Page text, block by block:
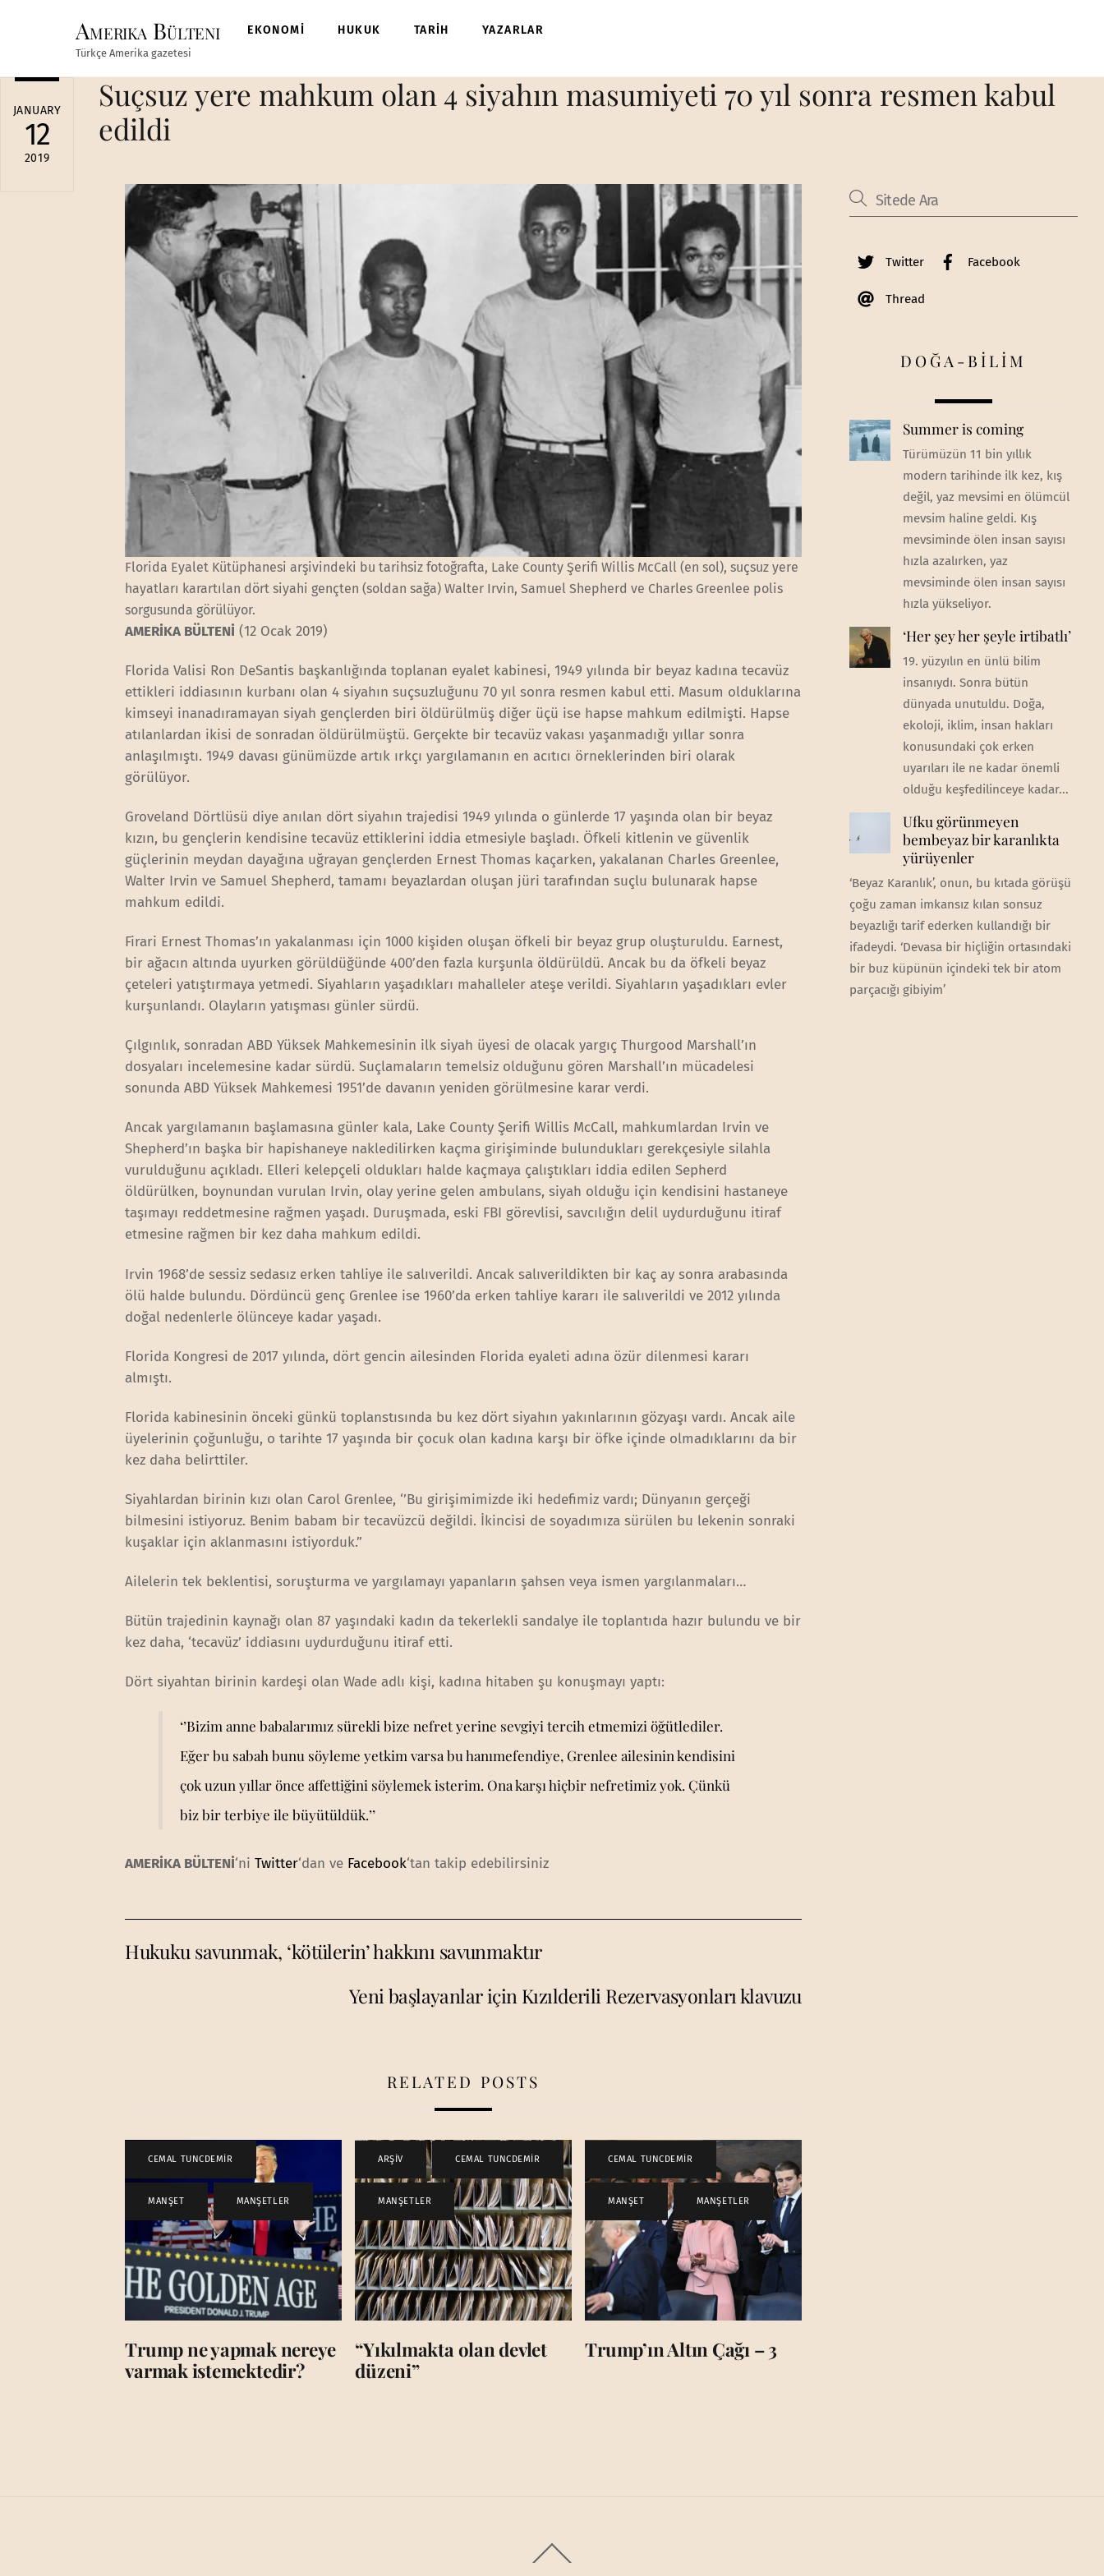
Amerika Bülteni
Türkçe Amerika gazetesi
EKONOMİ HUKUK TARİH YAZARLAR
JANUARY
12
2019
Suçsuz yere mahkum olan 4 siyahın masumiyeti 70 yıl sonra resmen kabul
edildi
Florida Eyalet Kütüphanesi arşivindeki bu tarihsiz fotoğrafta, Lake County Şerifi Willis McCall (en sol), suçsuz yere
hayatları karartılan dört siyahi gençten (soldan sağa) Walter Irvin, Samuel Shepherd ve Charles Greenlee polis
sorgusunda görülüyor.
AMERİKA BÜLTENİ (12 Ocak 2019)
Florida Valisi Ron DeSantis başkanlığında toplanan eyalet kabinesi, 1949 yılında bir beyaz kadına tecavüz
ettikleri iddiasının kurbanı olan 4 siyahın suçsuzluğunu 70 yıl sonra resmen kabul etti. Masum olduklarına
kimseyi inanadıramayan siyah gençlerden biri öldürülmüş diğer üçü ise hapse mahkum edilmişti. Hapse
atılanlardan ikisi de sonradan öldürülmüştü. Gerçekte bir tecavüz vakası yaşanmadığı yıllar sonra
anlaşılmıştı. 1949 davası günümüzde artık ırkçı yargılamanın en acıtıcı örneklerinden biri olarak
görülüyor.
Groveland Dörtlüsü diye anılan dört siyahın trajedisi 1949 yılında o günlerde 17 yaşında olan bir beyaz
kızın, bu gençlerin kendisine tecavüz ettiklerini iddia etmesiyle başladı. Öfkeli kitlenin ve güvenlik
güçlerinin meydan dayağına uğrayan gençlerden Ernest Thomas kaçarken, yakalanan Charles Greenlee,
Walter Irvin ve Samuel Shepherd, tamamı beyazlardan oluşan jüri tarafından suçlu bulunarak hapse
mahkum edildi.
Firari Ernest Thomas’ın yakalanması için 1000 kişiden oluşan öfkeli bir beyaz grup oluşturuldu. Earnest,
bir ağacın altında uyurken görüldüğünde 400’den fazla kurşunla öldürüldü. Ancak bu da öfkeli beyaz
çeteleri yatıştırmaya yetmedi. Siyahların yaşadıkları mahalleler ateşe verildi. Siyahların yaşadıkları evler
kurşunlandı. Olayların yatışması günler sürdü.
Çılgınlık, sonradan ABD Yüksek Mahkemesinin ilk siyah üyesi de olacak yargıç Thurgood Marshall’ın
dosyaları incelemesine kadar sürdü. Suçlamaların temelsiz olduğunu gören Marshall’ın mücadelesi
sonunda ABD Yüksek Mahkemesi 1951’de davanın yeniden görülmesine karar verdi.
Ancak yargılamanın başlamasına günler kala, Lake County Şerifi Willis McCall, mahkumlardan Irvin ve
Shepherd’ın başka bir hapishaneye nakledilirken kaçma girişiminde bulundukları gerekçesiyle silahla
vurulduğunu açıkladı. Elleri kelepçeli oldukları halde kaçmaya çalıştıkları iddia edilen Sepherd
öldürülken, boynundan vurulan Irvin, olay yerine gelen ambulans, siyah olduğu için kendisini hastaneye
taşımayı reddetmesine rağmen yaşadı. Duruşmada, eski FBI görevlisi, savcılığın delil uydurduğunu itiraf
etmesine rağmen bir kez daha mahkum edildi.
Irvin 1968’de sessiz sedasız erken tahliye ile salıverildi. Ancak salıverildikten bir kaç ay sonra arabasında
ölü halde bulundu. Dördüncü genç Grenlee ise 1960’da erken tahliye kararı ile salıverildi ve 2012 yılında
doğal nedenlerle ölünceye kadar yaşadı.
Florida Kongresi de 2017 yılında, dört gencin ailesinden Florida eyaleti adına özür dilenmesi kararı
almıştı.
Florida kabinesinin önceki günkü toplanstısında bu kez dört siyahın yakınlarının gözyaşı vardı. Ancak aile
üyelerinin çoğunluğu, o tarihte 17 yaşında bir çocuk olan kadına karşı bir öfke içinde olmadıklarını da bir
kez daha belirttiler.
Siyahlardan birinin kızı olan Carol Grenlee, ‘’Bu girişimimizde iki hedefimiz vardı; Dünyanın gerçeği
bilmesini istiyoruz. Benim babam bir tecavüzcü değildi. İkincisi de soyadımıza sürülen bu lekenin sonraki
kuşaklar için aklanmasını istiyorduk.”
Ailelerin tek beklentisi, soruşturma ve yargılamayı yapanların şahsen veya ismen yargılanmaları…
Bütün trajedinin kaynağı olan 87 yaşındaki kadın da tekerlekli sandalye ile toplantıda hazır bulundu ve bir
kez daha, ‘tecavüz’ iddiasını uydurduğunu itiraf etti.
Dört siyahtan birinin kardeşi olan Wade adlı kişi, kadına hitaben şu konuşmayı yaptı:
‘’Bizim anne babalarımız sürekli bize nefret yerine sevgiyi tercih etmemizi öğütlediler.
Eğer bu sabah bunu söyleme yetkim varsa bu hanımefendiye, Grenlee ailesinin kendisini
çok uzun yıllar önce affettiğini söylemek isterim. Ona karşı hiçbir nefretimiz yok. Çünkü
biz bir terbiye ile büyütüldük.’’
AMERİKA BÜLTENİ‘niTwitter‘dan ve Facebook‘tan takip edebilirsiniz
Hukuku savunmak, ‘kötülerin’ hakkını savunmaktır
Yeni başlayanlar için Kızılderili Rezervasyonları klavuzu
RELATED POSTS
CEMAL TUNCDEMİR ,
MANŞET , MANŞETLER
Trump ne yapmak nereye
varmak istemektedir?
ARŞİV , CEMAL TUNCDEMİR ,
MANŞETLER
“Yıkılmakta olan devlet
düzeni”
CEMAL TUNCDEMİR
MANŞET , MANŞETLER
Trump’ın Altın Çağı – 3
Twitter Facebook
Thread
DOĞA-BİLİM
Summer is coming
Türümüzün 11 bin yıllık
modern tarihinde ilk kez, kış
değil, yaz mevsimi en ölümcül
mevsim haline geldi. Kış
mevsiminde ölen insan sayısı
hızla azalırken, yaz
mevsiminde ölen insan sayısı
hızla yükseliyor.
‘Her şey her şeyle irtibatlı’
19. yüzyılın en ünlü bilim
insanıydı. Sonra bütün
dünyada unutuldu. Doğa,
ekoloji, iklim, insan hakları
konusundaki çok erken
uyarıları ile ne kadar önemli
olduğu keşfedilinceye kadar...
Ufku görünmeyen
bembeyaz bir karanlıkta
yürüyenler
‘Beyaz Karanlık’, onun, bu kıtada görüşü
çoğu zaman imkansız kılan sonsuz
beyazlığı tarif ederken kullandığı bir
ifadeydi. ‘Devasa bir hiçliğin ortasındaki
bir buz küpünün içindeki tek bir atom
parçacığı gibiyim’
To